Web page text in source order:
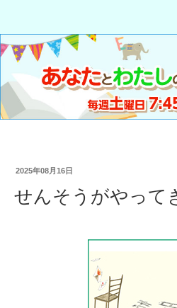
2025年08月16日
せんそうがやって